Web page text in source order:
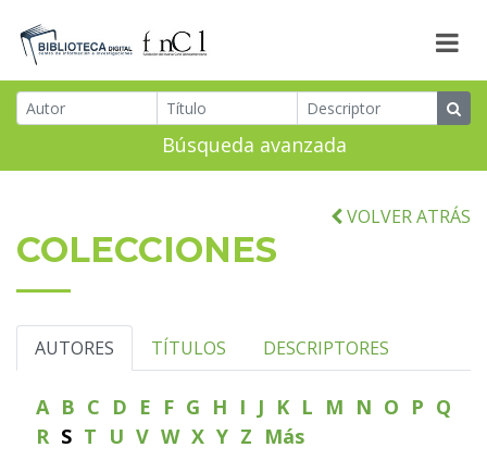
Búsqueda avanzada
VOLVER ATRÁS
COLECCIONES
AUTORES TÍTULOS DESCRIPTORES
A B C D E F G H I J K L M N O P Q
R S T U V W X Y Z Más